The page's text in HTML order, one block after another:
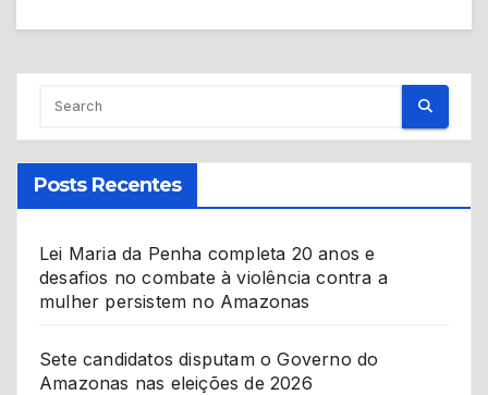
Posts Recentes
Lei Maria da Penha completa 20 anos e
desafios no combate à violência contra a
mulher persistem no Amazonas
Sete candidatos disputam o Governo do
Amazonas nas eleições de 2026